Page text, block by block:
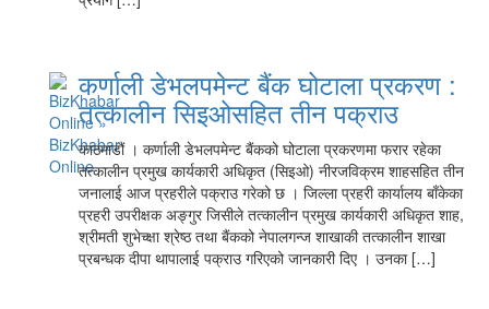
कर्णाली डेभलपमेन्ट बैंक घोटाला प्रकरण :
तत्कालीन सिइओसहित तीन पक्राउ
काठमाडौं । कर्णाली डेभलपमेन्ट बैंकको घोटाला प्रकरणमा फरार रहेका
तत्कालीन प्रमुख कार्यकारी अधिकृत (सिइओ) नीरजविक्रम शाहसहित तीन
जनालाई आज प्रहरीले पक्राउ गरेको छ । जिल्ला प्रहरी कार्यालय बाँकेका
प्रहरी उपरीक्षक अङ्गुर जिसीले तत्कालीन प्रमुख कार्यकारी अधिकृत शाह,
श्रीमती शुभेच्क्षा श्रेष्ठ तथा बैंकको नेपालगन्ज शाखाकी तत्कालीन शाखा
प्रबन्धक दीपा थापालाई पक्राउ गरिएको जानकारी दिए । उनका […]